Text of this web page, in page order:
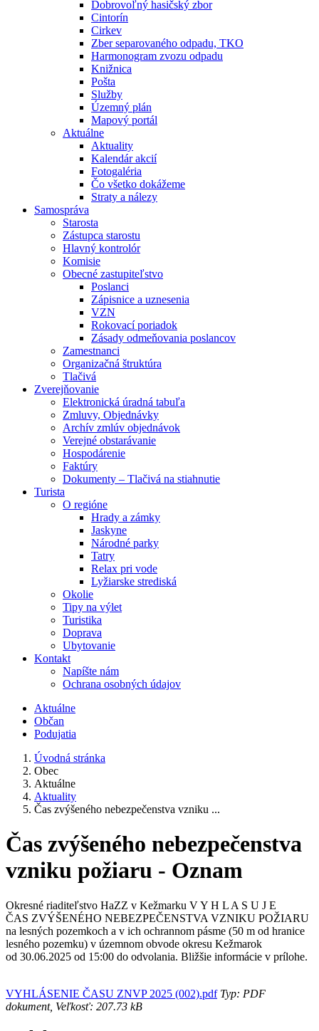
Dobrovoľný hasičský zbor
Cintorín
Cirkev
Zber separovaného odpadu, TKO
Harmonogram zvozu odpadu
Knižnica
Pošta
Služby
Územný plán
Mapový portál
Aktuálne
Aktuality
Kalendár akcií
Fotogaléria
Čo všetko dokážeme
Straty a nálezy
Samospráva
Starosta
Zástupca starostu
Hlavný kontrolór
Komisie
Obecné zastupiteľstvo
Poslanci
Zápisnice a uznesenia
VZN
Rokovací poriadok
Zásady odmeňovania poslancov
Zamestnanci
Organizačná štruktúra
Tlačivá
Zverejňovanie
Elektronická úradná tabuľa
Zmluvy, Objednávky
Archív zmlúv objednávok
Verejné obstarávanie
Hospodárenie
Faktúry
Dokumenty – Tlačivá na stiahnutie
Turista
O regióne
Hrady a zámky
Jaskyne
Národné parky
Tatry
Relax pri vode
Lyžiarske strediská
Okolie
Tipy na výlet
Turistika
Doprava
Ubytovanie
Kontakt
Napíšte nám
Ochrana osobných údajov
Aktuálne
Občan
Podujatia
Úvodná stránka
Obec
Aktuálne
Aktuality
Čas zvýšeného nebezpečenstva vzniku ...
Čas zvýšeného nebezpečenstva
vzniku požiaru - Oznam
Okresné riaditeľstvo HaZZ v Kežmarku V Y H L A S U J E
ČAS ZVÝŠENÉHO NEBEZPEČENSTVA VZNIKU POŽIARU
na lesných pozemkoch a v ich ochrannom pásme (50 m od hranice
lesného pozemku) v územnom obvode okresu Kežmarok
od 30.06.2025 od 15:00 do odvolania. Bližšie informácie v prílohe.
VYHLÁSENIE ČASU ZNVP 2025 (002).pdfTyp: PDF
dokument, Veľkosť: 207.73 kB